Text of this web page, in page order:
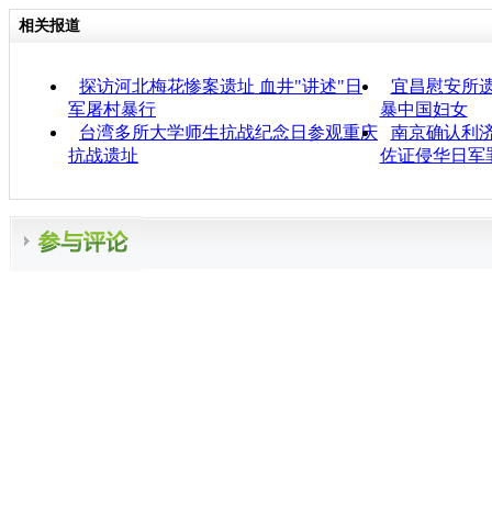
相关报道
探访河北梅花惨案遗址 血井"讲述"日
军屠村暴行
宜昌慰安所
暴中国妇女
台湾多所大学师生抗战纪念日参观重庆
抗战遗址
南京确认利
佐证侵华日军